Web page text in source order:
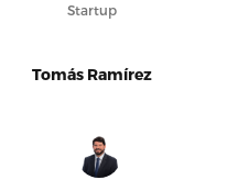
Startup
Tomás Ramírez